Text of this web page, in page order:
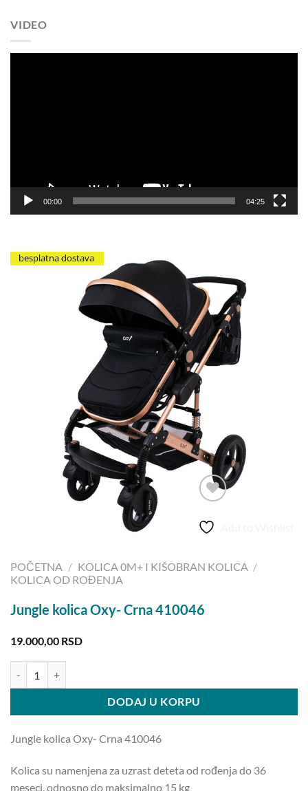
VIDEO
00:00 04:25
besplatna dostava
POČETNA / KOLICA 0M+ I KIŠOBRAN KOLICA /
KOLICA OD ROĐENJA
Jungle kolica Oxy- Crna 410046
19.000,00 RSD
DODAJ U KORPU
Jungle kolica Oxy- Crna 410046
Kolica su namenjena za uzrast deteta od rođenja do 36
meseci, odnosno do maksimalno 15 kg